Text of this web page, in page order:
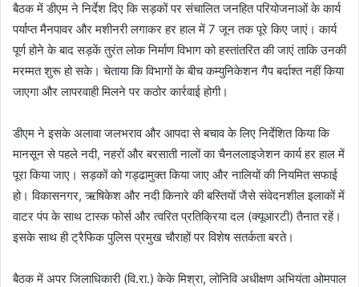
बैठक में डीएम ने निर्देश दिए कि सड़कों पर संचालित जनहित परियोजनाओं के कार्य
पर्याप्त मैनपावर और मशीनरी लगाकर हर हाल में 7 जून तक पूरे किए जाएं। कार्य
पूर्ण होने के बाद सड़कें तुरंत लोक निर्माण विभाग को हस्तांतरित की जाएं ताकि उनकी
मरम्मत शुरू हो सके। चेताया कि विभागों के बीच कम्युनिकेशन गैप बर्दाश्त नहीं किया
जाएगा और लापरवाही मिलने पर कठोर कार्रवाई होगी।
डीएम ने इसके अलावा जलभराव और आपदा से बचाव के लिए निर्देशित किया कि
मानसून से पहले नदी, नहरों और बरसाती नालों का चैनललाइजेशन कार्य हर हाल में
पूरा किया जाए। सड़कों को गड्ढामुक्त किया जाए और नालियों की नियमित सफाई
हो। विकासनगर, ऋषिकेश और नदी किनारे की बस्तियों जैसे संवेदनशील इलाकों में
वाटर पंप के साथ टास्क फोर्स और त्वरित प्रतिक्रिया दल (क्यूआरटी) तैनात रहें।
इसके साथ ही ट्रैफिक पुलिस प्रमुख चौराहों पर विशेष सतर्कता बरते।
बैठक में अपर जिलाधिकारी (वि.रा.) केके मिश्रा, लोनिवि अधीक्षण अभियंता ओमपाल